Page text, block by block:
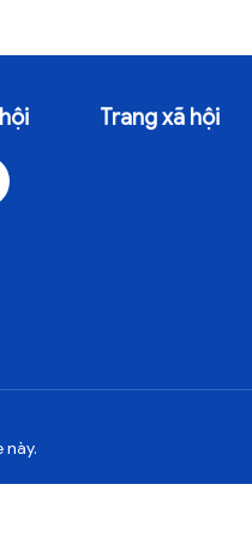
Trang xã hội